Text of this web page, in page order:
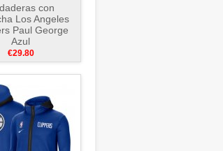
con
Los Angeles
Paul George
Azul
€29.80